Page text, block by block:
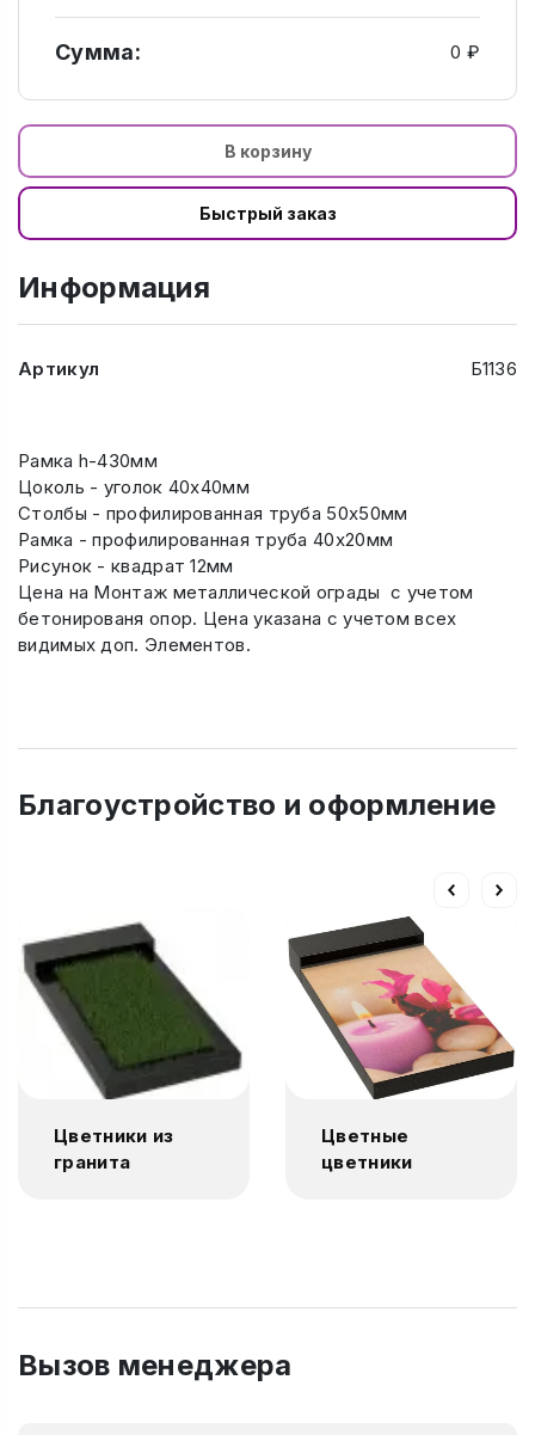
Сумма: 0 ₽
В корзину
Быстрый заказ
Информация
Артикул Б1136
Рамка h-430мм
Цоколь - уголок 40х40мм
Столбы - профилированная труба 50х50мм
Рамка - профилированная труба 40х20мм
Рисунок - квадрат 12мм
Цена на Монтаж металлической ограды с учетом
бетонированя опор. Цена указана с учетом всех
видимых доп. Элементов.
Благоустройство и оформление
Цветники из
гранита
Цветные
цветники
Вызов менеджера